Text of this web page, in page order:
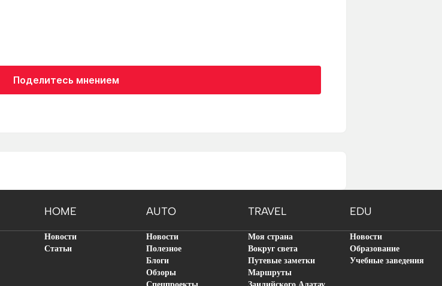
Поделитесь мнением
HOME AUTO TRAVEL EDU
Новости
Статьи
Новости
Полезное
Блоги
Обзоры
Моя страна
Вокруг света
Путевые заметки
Маршруты
Новости
Образование
Учебные заведения